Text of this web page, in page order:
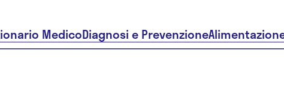
MedicoDiagnosi e Prevenzione